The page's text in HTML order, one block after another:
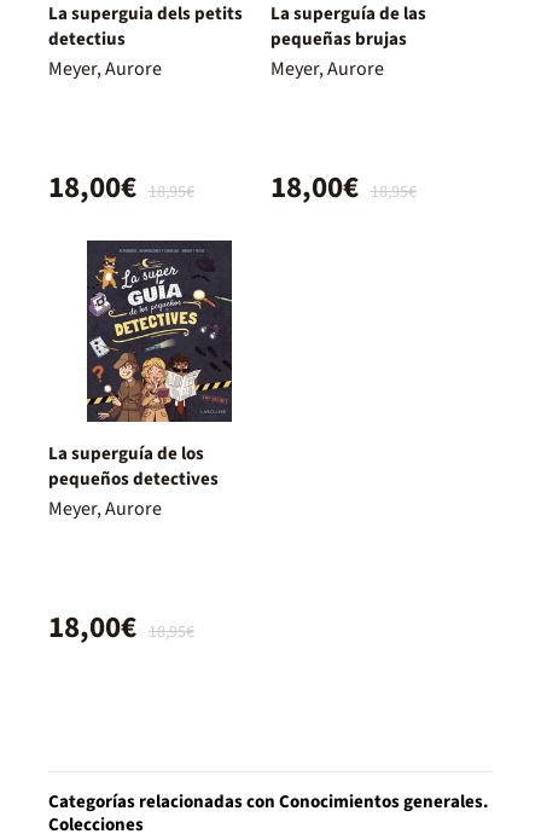
La superguia dels petits
detectius
Meyer, Aurore
18,95€
18,00€
La superguía de las
pequeñas brujas
Meyer, Aurore
18,95€
18,00€
La superguía de los
pequeños detectives
Meyer, Aurore
18,95€
18,00€
Categorías relacionadas con Conocimientos generales.
Colecciones